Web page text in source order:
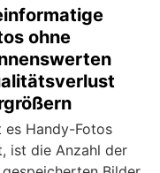
ohne
es Handy-Fotos
ist die Anzahl der